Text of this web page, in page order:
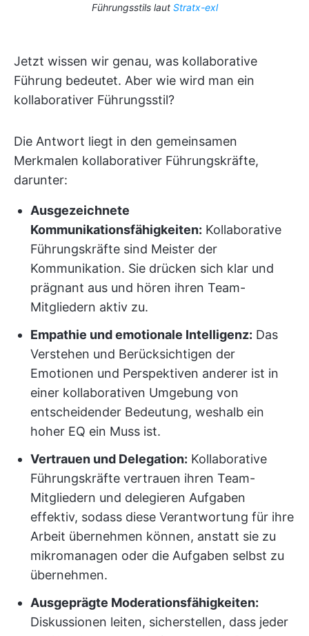
Führungsstils laut Stratx-exl
Jetzt wissen wir genau, was kollaborative
Führung bedeutet. Aber wie wird man ein
kollaborativer Führungsstil?
Die Antwort liegt in den gemeinsamen
Merkmalen kollaborativer Führungskräfte,
darunter:
Ausgezeichnete
Kommunikationsfähigkeiten: Kollaborative
Führungskräfte sind Meister der
Kommunikation. Sie drücken sich klar und
prägnant aus und hören ihren Team-
Mitgliedern aktiv zu.
Empathie und emotionale Intelligenz: Das
Verstehen und Berücksichtigen der
Emotionen und Perspektiven anderer ist in
einer kollaborativen Umgebung von
entscheidender Bedeutung, weshalb ein
hoher EQ ein Muss ist.
Vertrauen und Delegation: Kollaborative
Führungskräfte vertrauen ihren Team-
Mitgliedern und delegieren Aufgaben
effektiv, sodass diese Verantwortung für ihre
Arbeit übernehmen können, anstatt sie zu
mikromanagen oder die Aufgaben selbst zu
übernehmen.
Ausgeprägte Moderationsfähigkeiten:
Diskussionen leiten, sicherstellen, dass jeder